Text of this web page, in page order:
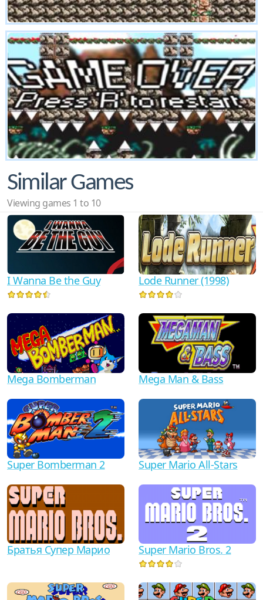
Similar Games
Viewing games 1 to 10
I Wanna Be the Guy Lode Runner (1998)
Mega Bomberman Mega Man & Bass
Super Bomberman 2 Super Mario All-Stars
Братья Супер Марио Super Mario Bros. 2